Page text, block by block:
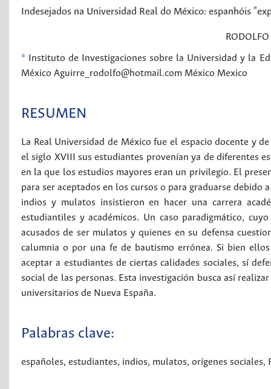
Indesejados na Universidad Real do México: espanhóis
RODOLFO
*
Instituto de Investigaciones sobre la Universidad y la
México Aguirre_rodolfo@hotmail.com México Mexico
RESUMEN
La Real Universidad de México fue el espacio docente y
el siglo XVIII sus estudiantes provenían ya de diferentes
en la que los estudios mayores eran un privilegio. El
para ser aceptados en los cursos o para graduarse
indios y mulatos insistieron en hacer una carrera
estudiantiles y académicos. Un caso paradigmático,
acusados de ser mulatos y quienes en su defensa
calumnia o por una fe de bautismo errónea. Si bien
aceptar a estudiantes de ciertas calidades sociales, sí
social de las personas. Esta investigación busca así
universitarios de Nueva España.
Palabras clave:
españoles, estudiantes, indios, mulatos, orígenes sociales,